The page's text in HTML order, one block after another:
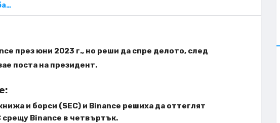
през юни 2023 г., но реши да спре делото, след
поста на президент.
и борси (SEC) и Binance решиха да оттеглят
срещу Binance в четвъртък.